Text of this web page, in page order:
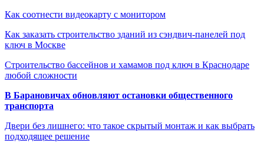
Как соотнести видеокарту с монитором
Как заказать строительство зданий из сэндвич-панелей под
ключ в Москве
Строительство бассейнов и хамамов под ключ в Краснодаре
любой сложности
В Барановичах обновляют остановки общественного
транспорта
Двери без лишнего: что такое скрытый монтаж и как выбрать
подходящее решение